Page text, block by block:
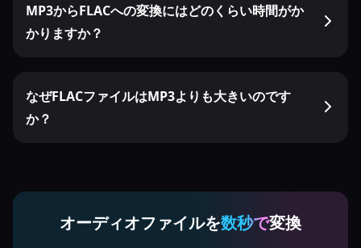
MP3からFLACへの変換にはどのくらい時間がか
かりますか？
なぜFLACファイルはMP3よりも大きいのです
か？
オーディオファイルを数秒で変換